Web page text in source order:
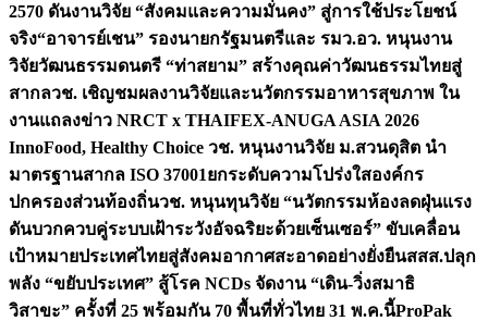
2570 ดันงานวิจัย “สังคมและความมั่นคง” สู่การใช้ประโยชน์
จริง“อาจารย์เชน” รองนายกรัฐมนตรีและ รมว.อว. หนุนงาน
วิจัยวัฒนธรรมดนตรี “ท่าสยาม” สร้างคุณค่าวัฒนธรรมไทยสู่
สากลวช. เชิญชมผลงานวิจัยและนวัตกรรมอาหารสุขภาพ ใน
งานแถลงข่าว NRCT x THAIFEX-ANUGA ASIA 2026
InnoFood, Healthy Choice วช. หนุนงานวิจัย ม.สวนดุสิต นำ
มาตรฐานสากล ISO 37001ยกระดับความโปร่งใสองค์กร
ปกครองส่วนท้องถิ่นวช. หนุนทุนวิจัย “นวัตกรรมห้องลดฝุ่นแรง
ดันบวกควบคู่ระบบเฝ้าระวังอัจฉริยะด้วยเซ็นเซอร์” ขับเคลื่อน
เป้าหมายประเทศไทยสู่สังคมอากาศสะอาดอย่างยั่งยืนสสส.ปลุก
พลัง “ขยับประเทศ” สู้โรค NCDs จัดงาน “เดิน-วิ่งสมาธิ
วิสาขะ” ครั้งที่ 25 พร้อมกัน 70 พื้นที่ทั่วไทย 31 พ.ค.นี้ProPak